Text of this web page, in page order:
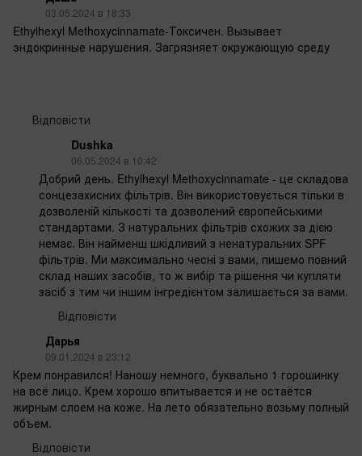
03.05.2024 в 18:33
Ethylhexyl Methoxycinnamate-Токсичен. Вызывает
эндокринные нарушения. Загрязняет окружающую среду
Відповісти
Dushka
06.05.2024 в 10:42
Добрий день. Ethylhexyl Methoxycinnamate - це складова
сонцезахисних фільтрів. Він використовується тільки в
дозволеній кількості та дозволений європейськими
стандартами. З натуральних фільтрів схожих за дією
немає. Він найменш шкідливий з ненатуральних SPF
фільтрів. Ми максимально чесні з вами, пишемо повний
склад наших засобів, то ж вибір та рішення чи купляти
засіб з тим чи іншим інгредієнтом залишається за вами.
Відповісти
Дарья
09.01.2024 в 23:12
Крем понравился! Наношу немного, буквально 1 горошинку
на всё лицо. Крем хорошо впитывается и не остаётся
жирным слоем на коже. На лето обязательно возьму полный
объем.
Відповісти